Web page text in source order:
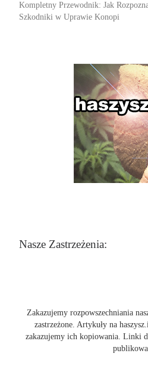
Kompletny Przewodnik: Jak
Szkodniki w Uprawie Konopi
Nasze Zastrzeżenia:
Zakazujemy rozpowszechniania
zastrzeżone. Artykuły na
zakazujemy ich kopiowania. Linki